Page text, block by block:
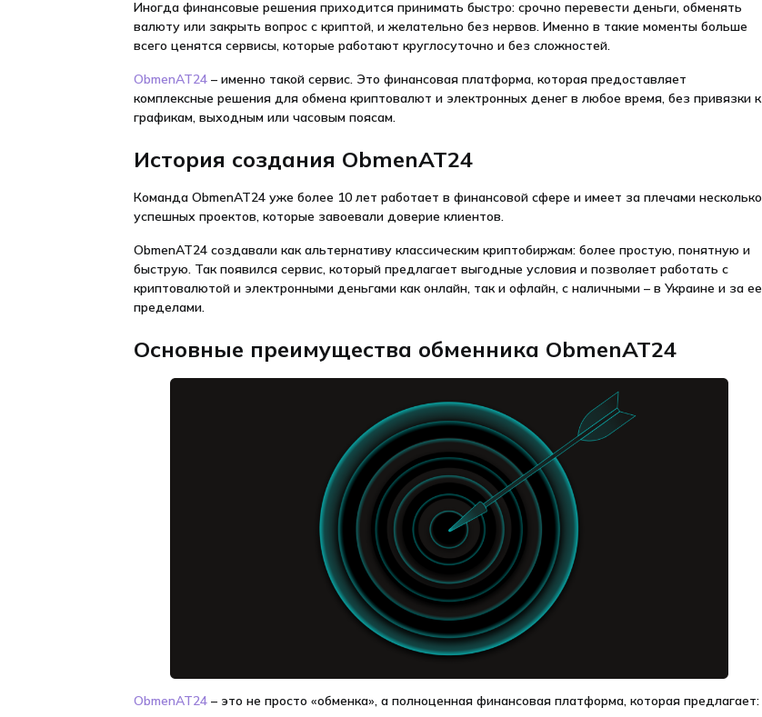
Иногда финансовые решения приходится принимать быстро: срочно перевести деньги, обменять
валюту или закрыть вопрос с криптой, и желательно без нервов. Именно в такие моменты больше
всего ценятся сервисы, которые работают круглосуточно и без сложностей.
ObmenAT24 – именно такой сервис. Это финансовая платформа, которая предоставляет
комплексные решения для обмена криптовалют и электронных денег в любое время, без привязки к
графикам, выходным или часовым поясам.
История создания ObmenAT24
Команда ObmenAT24 уже более 10 лет работает в финансовой сфере и имеет за плечами несколько
успешных проектов, которые завоевали доверие клиентов.
ObmenAT24 создавали как альтернативу классическим криптобиржам: более простую, понятную и
быструю. Так появился сервис, который предлагает выгодные условия и позволяет работать с
криптовалютой и электронными деньгами как онлайн, так и офлайн, с наличными – в Украине и за ее
пределами.
Основные преимущества обменника ObmenAT24
ObmenAT24 – это не просто «обменка», а полноценная финансовая платформа, которая предлагает: